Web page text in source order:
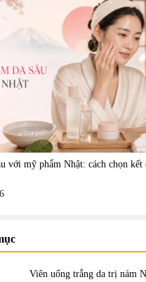
với mỹ phẩm Nhật: cách chọn kết
Viên uống trắng da trị nám